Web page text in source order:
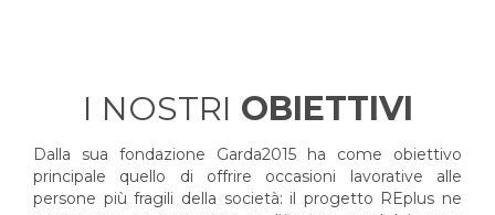
I NOSTRI OBIETTIVI
Dalla sua fondazione Garda2015 ha come obiettivo
principale quello di offrire occasioni lavorative alle
persone più fragili della società: il progetto REplus ne